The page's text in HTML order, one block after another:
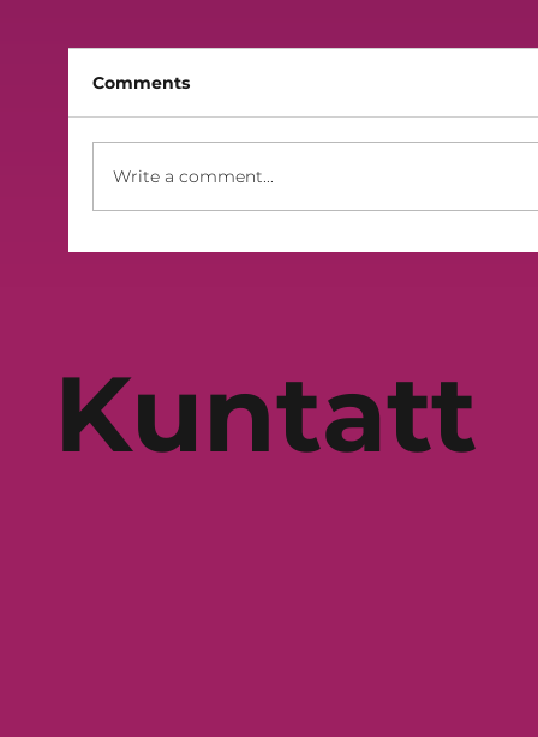
Finali 2026 - Lilek Sibt
Comments
Write a comment...
Kuntatt